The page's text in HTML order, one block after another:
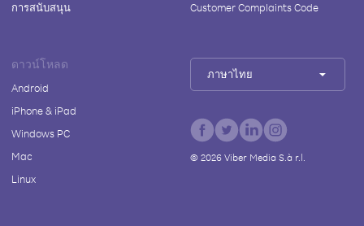
การสนับสนุน
Customer Complaints Code
ดาวน์โหลด
Android
iPhone & iPad
Windows PC
Mac
Linux
ภาษาไทย
© 2026Viber Media S.à r.l.